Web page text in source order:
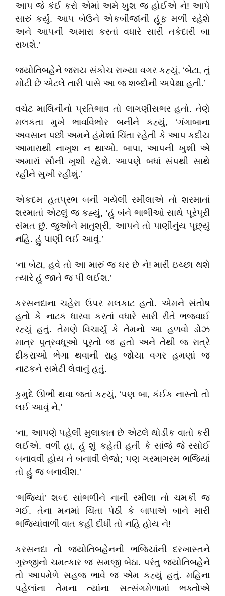
આપ જે કંઈ કરો એમાં અમે ખુશ જ હોઈએ ને! આપે
સારું કર્યું. આપ બેઉને એકબીજાંની હૂંફ મળી રહેશે
અને આપની અમારા કરતાં વધારે સારી તકેદારી બા
રાખશે.’
જ્યોતિબહેને જરાય સંકોચ રાખ્યા વગર કહ્યું, ‘બેટા,તું
મોટી છે એટલે તારી પાસે આ જ શબ્દોની અપેક્ષા હતી.’
વચેટ માલિનીનો પ્રતિભાવ તો લાગણીસભર હતો. તેણે
મલકતા મુખે ભાવવિભોર બનીને કહ્યું, ‘ગંગાબાના
અવસાન પછી અમને હંમેશાં ચિંતા રહેતી કે આપ કદીય
આમારાથી નાખુશ ન થાઓ. બાપા,આપની ખુશી એ
અમારાં સૌની ખુશી રહેશે. આપણે બધાં સંપથી સાથે
રહીને સુખી રહીશું.’
એકદમ હતપ્રભ બની ગયેલી રમીલાએ તો શરમાતાં
શરમાતાં એટલું જ કહ્યું, ‘હું બંને ભાભીઓ સાથે પૂરેપૂરી
સંમત છું. જુઓને માતુશ્રી, આપને તો પાણીનુંય પૂછ્યું
નહિ. હું પાણી લઈ આવું.’
‘ના બેટા, હવે તો આ મારું જ ઘર છે ને! મારી ઇચ્છા થશે
ત્યારે હું જાતે જ પી લઈશ.’
કરસનદાના ચહેરા ઉપર મલકાટ હતો. એમને સંતોષ
હતો કે નાટક ધારવા કરતાં વધારે સારી રીતે ભજવાઈ
રહ્યું હતું. તેમણે વિચાર્યું કે તેમનો આ હળવો ડોઝ
માત્ર પુત્રવધૂઓ પૂરતો જ હતો અને તેથી જ રાત્રે
દીકરાઓ ભેગા થવાની રાહ જોયા વગર હમણાં જ
નાટકને સમેટી લેવાનું હતું.
કુમુદે ઊભી થવા જતાં કહ્યું, ‘પણ બા,કંઈક નાસ્તો તો
લઈ આવું ને,’
‘ના, આપણે પહેલી મુલાકાત છે એટલે થોડીક વાતો કરી
લઈએ. વળી હા, હું શું કહેતી હતી કે સાંજે જે રસોઈ
બનાવવી હોય તે બનાવી લેજો;પણ ગરમાગરમ ભજિયાં
તો હું જ બનાવીશ.’
‘ભજિયાં’ શબ્દ સાંભળીને નાની રમીલા તો ચમકી જ
ગઈ. તેના મનમાં ચિંતા પેઠી કે બાપાએ બાને મારી
ભજિયાંવાળી વાત કહી દીધી તો નહિ હોય ને!
કરસનદા તો જ્યોતિબહેનની ભજિયાંની દરખાસ્તને
ગુરુજીનો ચમત્કાર જ સમજી બેઠા. પરંતુ જ્યોતિબહેને
તો આપમેળે સહજ ભાવે જ એમ કહ્યું હતું. મહિના
પહેલાંના તેમના ત્યાંના સત્સંગમેળામાં ભક્તોએ